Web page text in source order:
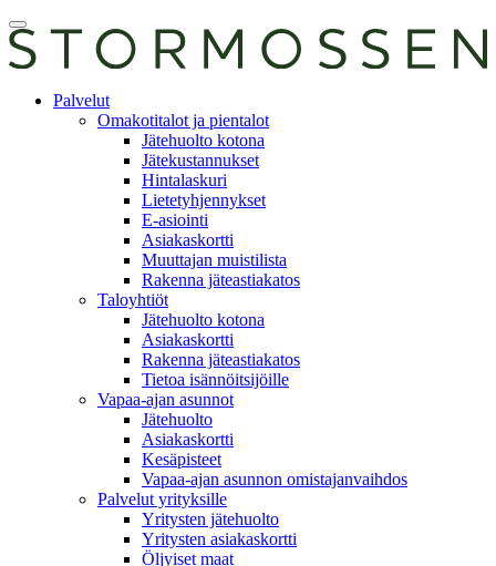
Skip
to
content
Avaa
päävalikko
asiointiPalvelut
Omakotitalot ja pientalot
Jätehuolto kotona
Jätekustannukset
Hintalaskuri
Lietetyhjennykset
E-asiointi
Asiakaskortti
Muuttajan muistilista
Rakenna jäteastiakatos
Taloyhtiöt
Jätehuolto kotona
Asiakaskortti
Rakenna jäteastiakatos
Tietoa isännöitsijöille
Vapaa-ajan asunnot
Jätehuolto
Asiakaskortti
Kesäpisteet
Vapaa-ajan asunnon omistajanvaihdos
Palvelut yrityksille
Yritysten jätehuolto
Yritysten asiakaskortti
Öljyiset maat